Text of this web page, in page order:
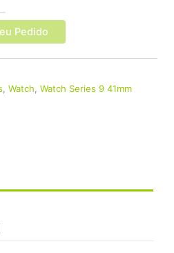
Pedido
Watch Watch Series 9 41mm